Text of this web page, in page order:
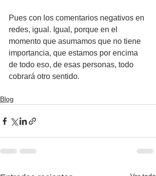
Pues con los comentarios negativos en
redes, igual. Igual, porque en el
momento que asumamos que no tiene
importancia, que estamos por encima
de todo eso, de esas personas, todo
cobrará otro sentido.
Blog